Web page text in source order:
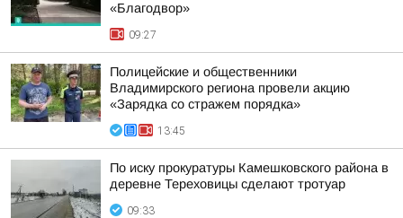
«Благодвор»
09:27
Полицейские и общественники
Владимирского региона провели акцию
«Зарядка со стражем порядка»
13:45
По иску прокуратуры Камешковского района в
деревне Тереховицы сделают тротуар
09:33